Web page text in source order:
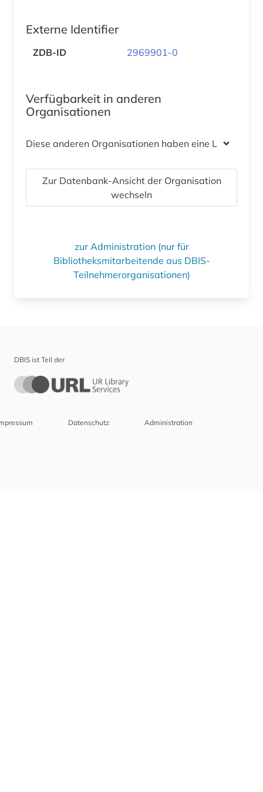
Externe Identifier
ZDB-ID 2969901-0
Verfügbarkeit in anderen
Organisationen
Diese anderen Organisationen haben eine Lizenz
Zur Datenbank-Ansicht der Organisation
wechseln
zur Administration (nur für
Bibliotheksmitarbeitende aus DBIS-
Teilnehmerorganisationen)
DBIS ist Teil der
Datenschutz Administration